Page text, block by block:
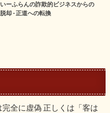
いーふらんの詐欺的ビジネスからの
脱却 - 正道への転換
全に虚偽 正しくは「客は